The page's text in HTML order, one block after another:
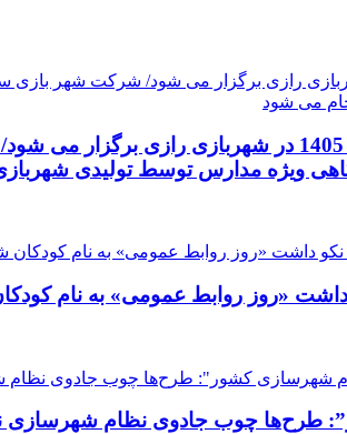
ویژه مدارس توسط تولیدی
داشت «روز روابط عمومی» به نام
طرح‌ها چوب جادوی نظام شهرسازی